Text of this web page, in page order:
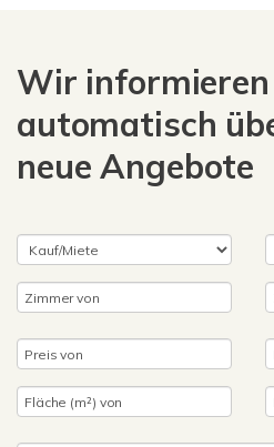
Wir informieren
automatisch
neue Angebote